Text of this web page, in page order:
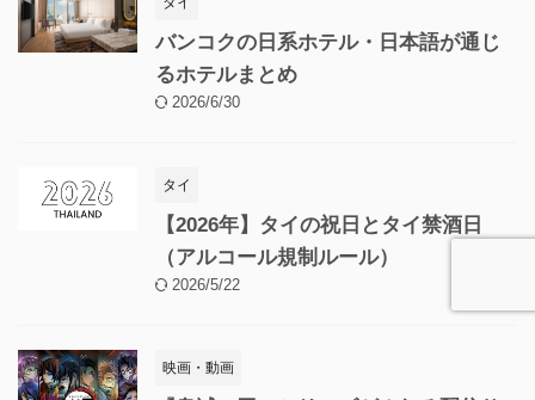
バンコクの日系ホテル・日本語が通じ
るホテルまとめ
2026/6/30
タイ
【2026年】タイの祝日とタイ禁酒日
（アルコール規制ルール）
2026/5/22
映画・動画